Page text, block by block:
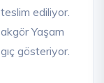
ediliyor.
Yaşam
gösteriyor.